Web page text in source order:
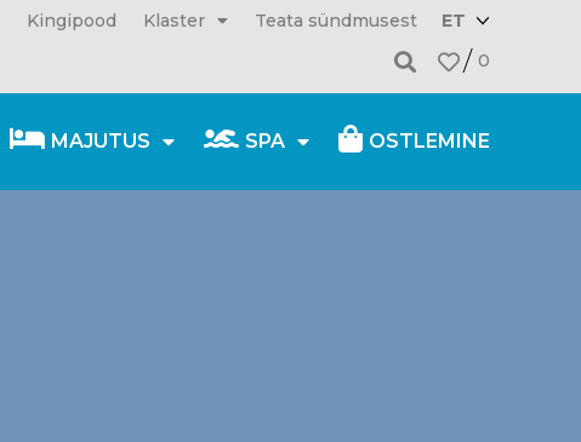
Kingipood Klaster Teata sündmusest
ET
0
MAJUTUS SPA OSTLEMINE